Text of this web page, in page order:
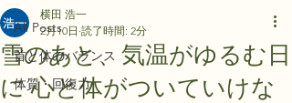
All Posts
首と体のバランス
体質・回復力
雪のあと、気温がゆるむ日
に 心と体がついていけな
横田 浩一
2月10日 読了時間: 2分